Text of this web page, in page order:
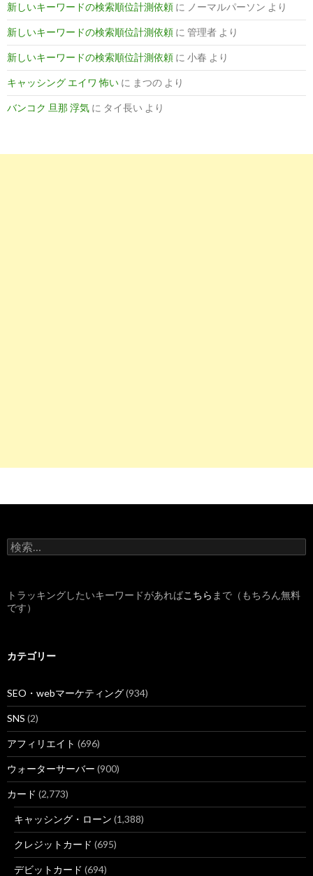
越谷レイクタウン内科の看護師求人・転職・募集【看護のお仕
10 http:// www.baitoru.com /kanto/jlist/
越谷レイクタウン駅の看護師・准看護師のバイト・アルバイト
1 http://jp.indeed.com /看護師-クリニック関連の求人埼玉県-越
タウン
新しいキーワードの検索順位計測依頼 に ノーマルパーソン より
新しいキーワードの検索順位計測依頼 に 管理者 より
新しいキーワードの検索順位計測依頼 に 小春 より
キャッシング エイワ 怖い に まつの より
バンコク 旦那 浮気 に タイ長い より
検
索
トラッキングしたいキーワードがあればこちら まで（もちろん無料
です）
カテゴリー
SEO・webマーケティング(934)
SNS (2)
アフィリエイト (696)
ウォーターサーバー (900)
カード (2,773)
キャッシング・ローン (1,388)
クレジットカード (695)
デビットカード (694)